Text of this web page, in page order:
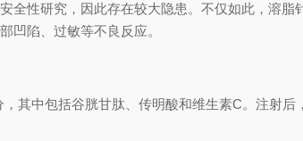
性研究，因此存在较大隐患。不仅如此，溶脂
凹陷、过敏等不良反应。
其中包括谷胱甘肽、传明酸和维生素C。注射后